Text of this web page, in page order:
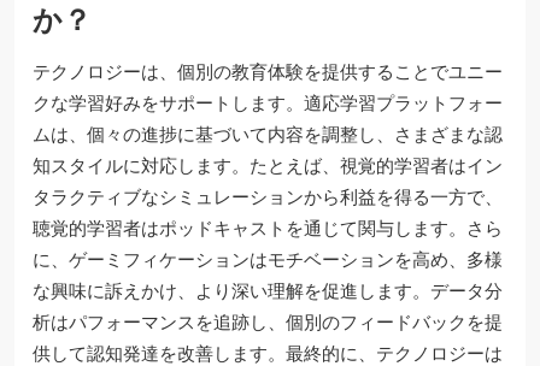
か？
テクノロジーは、個別の教育体験を提供することでユニー
クな学習好みをサポートします。適応学習プラットフォー
ムは、個々の進捗に基づいて内容を調整し、さまざまな認
知スタイルに対応します。たとえば、視覚的学習者はイン
タラクティブなシミュレーションから利益を得る一方で、
聴覚的学習者はポッドキャストを通じて関与します。さら
に、ゲーミフィケーションはモチベーションを高め、多様
な興味に訴えかけ、より深い理解を促進します。データ分
析はパフォーマンスを追跡し、個別のフィードバックを提
供して認知発達を改善します。最終的に、テクノロジーは